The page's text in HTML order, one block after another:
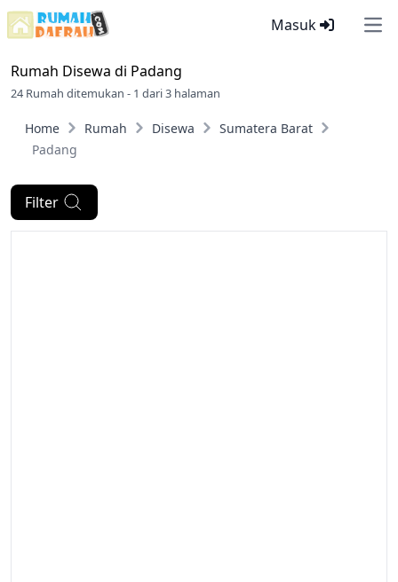
Masuk
Rumah Disewa di Padang
24 Rumah ditemukan - 1 dari 3 halaman
Home Rumah Disewa
Sumatera Barat
Padang
Filter